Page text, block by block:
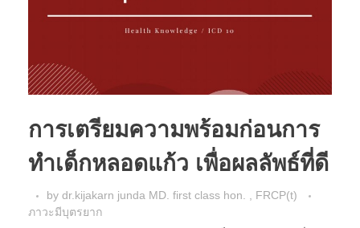
การเตรียมความพร้อมก่อนการ
ทำเด็กหลอดแก้ว เพื่อผลลัพธ์ที่ดี
by dr.kijakarn junda MD. first class hon. , FRCP(t)
ภาวะมีบุตรยาก